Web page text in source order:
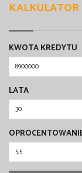
KWOTA KREDYTU
LATA